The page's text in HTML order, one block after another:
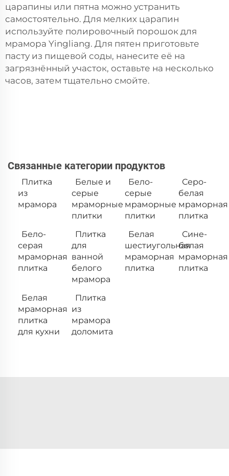
царапины или пятна можно устранить
самостоятельно. Для мелких царапин
используйте полировочный порошок для
мрамора Yingliang. Для пятен приготовьте
пасту из пищевой соды, нанесите её на
загрязнённый участок, оставьте на несколько
часов, затем тщательно смойте.
Связанные категории продуктов
Плитка
из
мрамора
Белые и
серые
мраморные
плитки
Бело-
серые
мраморные
плитки
Серо-
белая
мраморная
плитка
Бело-
серая
мраморная
плитка
Плитка
для
ванной
белого
мрамора
Белая
шестиугольная
мраморная
плитка
Сине-
белая
мраморная
плитка
Белая
мраморная
плитка
для кухни
Плитка
из
мрамора
доломита